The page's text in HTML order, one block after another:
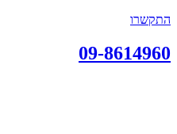
התקשרו
09-8614960